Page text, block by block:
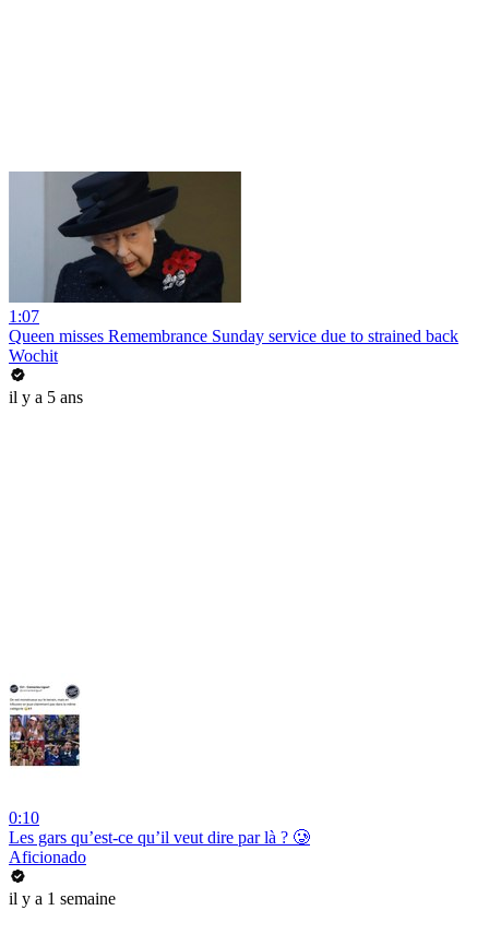
1:07
Queen misses Remembrance Sunday service due to strained back
Wochit
il y a 5 ans
0:10
Les gars qu’est-ce qu’il veut dire par là ? 🥲
Aficionado
il y a 1 semaine